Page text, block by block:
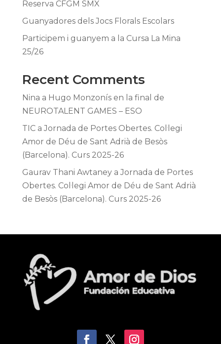
Reserva CFGM SMX
Guanyadores dels Jocs Florals Escolars
Participem i guanyem a la Cursa La Mina
25/26
Recent Comments
Nina a Hugo Monzonís en la final de
NEUROTALENT GAMES – ESO
TICaJornada de Portes Obertes. Col·legi
Amor de Déu de Sant Adrià de Besòs
(Barcelona). Curs 2025-26
Gaurav Thani AwtaneyaJornada de Portes
Obertes. Col·legi Amor de Déu de Sant Adrià
de Besòs (Barcelona). Curs 2025-26